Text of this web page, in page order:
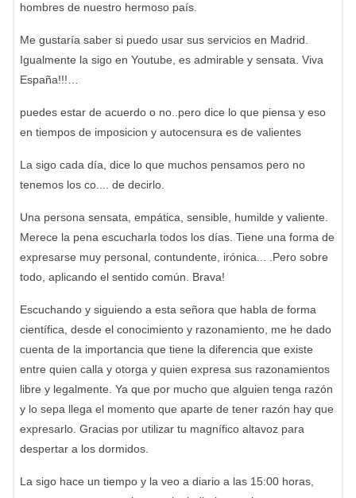
hombres de nuestro hermoso país.
Me gustaría saber si puedo usar sus servicios en Madrid.
Igualmente la sigo en Youtube, es admirable y sensata. Viva
España!!!…
puedes estar de acuerdo o no..pero dice lo que piensa y eso
en tiempos de imposicion y autocensura es de valientes
La sigo cada día, dice lo que muchos pensamos pero no
tenemos los co.... de decirlo.
Una persona sensata, empática, sensible, humilde y valiente.
Merece la pena escucharla todos los días. Tiene una forma de
expresarse muy personal, contundente, irónica... .Pero sobre
todo, aplicando el sentido común. Brava!
Escuchando y siguiendo a esta señora que habla de forma
científica, desde el conocimiento y razonamiento, me he dado
cuenta de la importancia que tiene la diferencia que existe
entre quien calla y otorga y quien expresa sus razonamientos
libre y legalmente. Ya que por mucho que alguien tenga razón
y lo sepa llega el momento que aparte de tener razón hay que
expresarlo. Gracias por utilizar tu magnífico altavoz para
despertar a los dormidos.
La sigo hace un tiempo y la veo a diario a las 15:00 horas,